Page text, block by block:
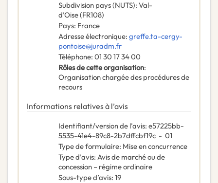
Subdivision pays (NUTS): Val-
d’Oise(FR108)
Pays: France
Adresse électronique: greffe.ta-cergy-
pontoise@juradm.fr
Téléphone: 01 30 17 34 00
Rôles de cette organisation:
Organisation chargée des procédures de
recours
Informations relatives à l’avis
Identifiant/version de l’avis: e57225bb-
5535-41e4-89c8-2b7dffcbf19c - 01
Type de formulaire: Mise en concurrence
Type d’avis: Avis de marché ou de
concession – régime ordinaire
Sous-type d’avis: 19